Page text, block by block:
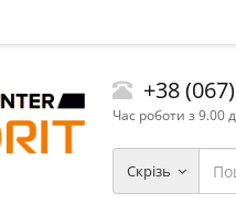
+38
Час роботи з 9.00
Скрізь